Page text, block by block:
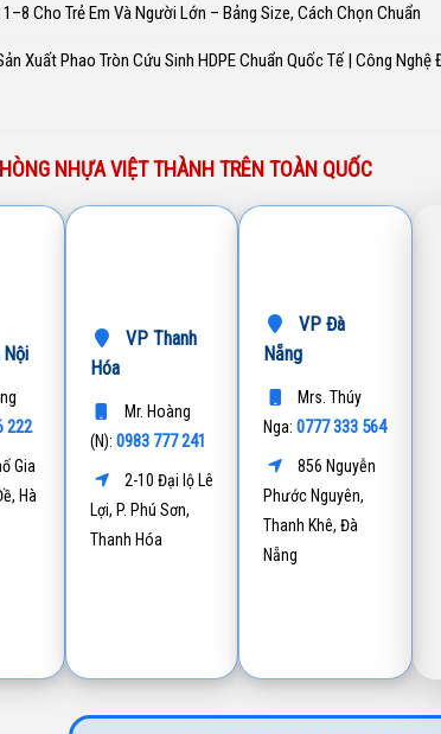
Cho Trẻ Em Và Người Lớn – Bảng Size, Cách Chọn Chuẩn
Xuất Phao Tròn Cứu Sinh HDPE Chuẩn Quốc Tế | Công Nghệ
NHỰA VIỆT THÀNH TRÊN TOÀN QUỐC
222
Gia
Hà
VP Thanh
Hóa
Mr. Hoàng
(N): 0983 777 241
2-10 Đại lộ Lê
Lợi, P. Phú Sơn,
Thanh Hóa
VP Đà
Nẵng
Mrs. Thúy
Nga:0777 333 564
856 Nguyễn
Phước Nguyên,
Thanh Khê, Đà
Nẵng